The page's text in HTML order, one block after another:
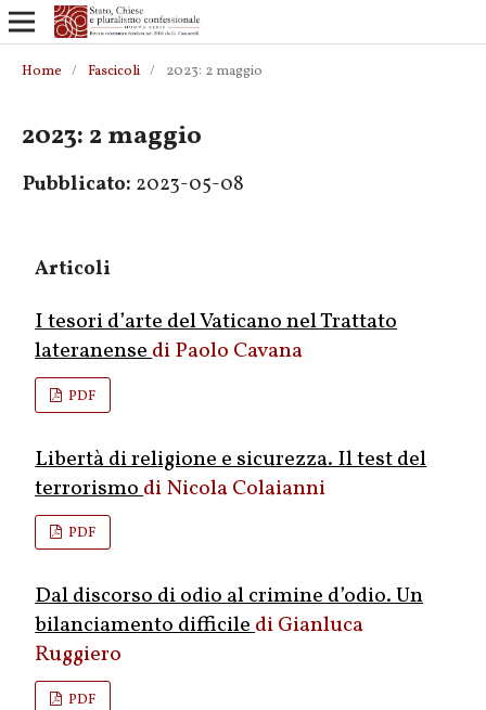
Home / Fascicoli / 2023: 2 maggio
2023: 2 maggio
Pubblicato: 2023-05-08
Articoli
I tesori d’arte del Vaticano nel Trattato
lateranense
Paolo Cavana
PDF
Libertà di religione e sicurezza. Il test del
terrorismo
Nicola Colaianni
PDF
Dal discorso di odio al crimine d’odio. Un
bilanciamento difficile
Gianluca
Ruggiero
PDF